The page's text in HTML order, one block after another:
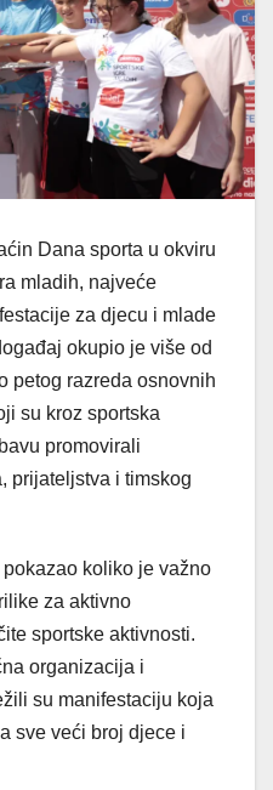
Dana sporta u okviru
mladih, najveće
za djecu i mlade
okupio je više od
petog razreda osnovnih
su kroz sportska
promovirali
prijateljstva i timskog
koliko je važno
za aktivno
sportske aktivnosti.
organizacija i
su manifestaciju koja
sve veći broj djece i